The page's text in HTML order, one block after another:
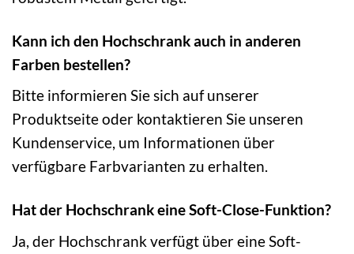
Kann ich den Hochschrank auch in anderen
Farben bestellen?
Bitte informieren Sie sich auf unserer
Produktseite oder kontaktieren Sie unseren
Kundenservice, um Informationen über
verfügbare Farbvarianten zu erhalten.
Hat der Hochschrank eine Soft-Close-Funktion?
Ja, der Hochschrank verfügt über eine Soft-